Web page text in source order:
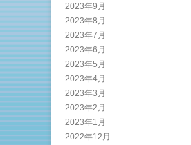
2023年9月
2023年8月
2023年7月
2023年6月
2023年5月
2023年4月
2023年3月
2023年2月
2023年1月
2022年12月